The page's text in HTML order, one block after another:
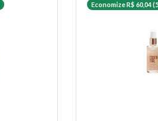
Economize R$ 60,04